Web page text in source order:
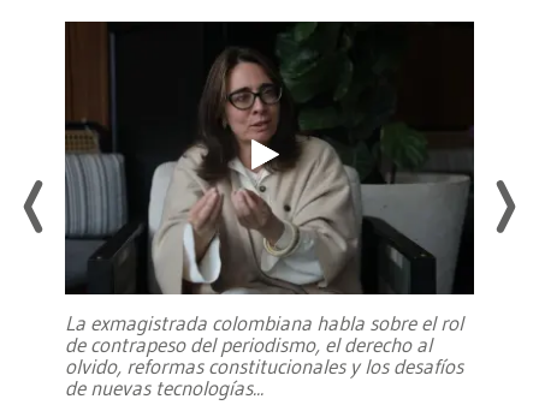
La exmagistrada colombiana habla sobre el rol
de contrapeso del periodismo, el derecho al
olvido, reformas constitucionales y los desafíos
de nuevas tecnologías...